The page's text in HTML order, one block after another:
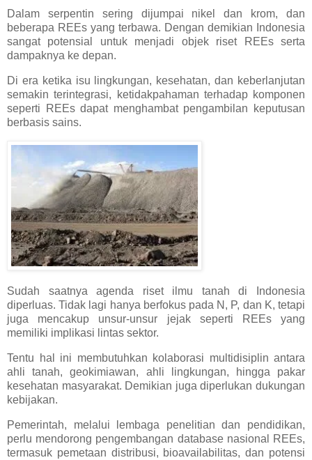
Dalam serpentin sering dijumpai nikel dan krom, dan
beberapa REEs yang terbawa. Dengan demikian Indonesia
sangat potensial untuk menjadi objek riset REEs serta
dampaknya ke depan.
Di era ketika isu lingkungan, kesehatan, dan keberlanjutan
semakin terintegrasi, ketidakpahaman terhadap komponen
seperti REEs dapat menghambat pengambilan keputusan
berbasis sains.
Sudah saatnya agenda riset ilmu tanah di Indonesia
diperluas. Tidak lagi hanya berfokus pada N, P, dan K, tetapi
juga mencakup unsur-unsur jejak seperti REEs yang
memiliki implikasi lintas sektor.
Tentu hal ini membutuhkan kolaborasi multidisiplin antara
ahli tanah, geokimiawan, ahli lingkungan, hingga pakar
kesehatan masyarakat. Demikian juga diperlukan dukungan
kebijakan.
Pemerintah, melalui lembaga penelitian dan pendidikan,
perlu mendorong pengembangan database nasional REEs,
termasuk pemetaan distribusi, bioavailabilitas, dan potensi